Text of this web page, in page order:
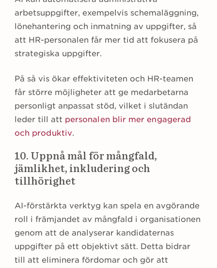
arbetsuppgifter, exempelvis schemaläggning,
lönehantering och inmatning av uppgifter, så
att HR-personalen får mer tid att fokusera på
strategiska uppgifter.
På så vis ökar effektiviteten och HR-teamen
får större möjligheter att ge medarbetarna
personligt anpassat stöd, vilket i slutändan
leder till att personalen blir mer engagerad
och produktiv.
10. Uppnå mål för mångfald,
jämlikhet, inkludering och
tillhörighet
AI-förstärkta verktyg kan spela en avgörande
roll i främjandet av mångfald i organisationen
genom att de analyserar kandidaternas
uppgifter på ett objektivt sätt. Detta bidrar
till att eliminera fördomar och gör att